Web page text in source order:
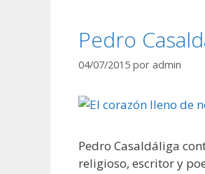
Pedro
04/07/2015 por admin
Pedro Casaldáliga
religioso, escritor y